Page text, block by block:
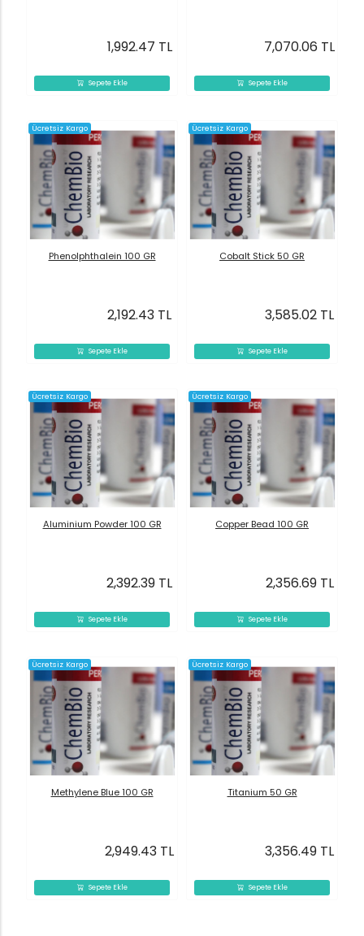
Sepete Ekle
1,992.47 TL
Sepete Ekle
7,070.06 TL
Ücretsiz Kargo
Sepete Ekle
Phenolphthalein 100 GR
2,192.43 TL
Ücretsiz Kargo
Sepete Ekle
Cobalt Stick 50 GR
3,585.02 TL
Ücretsiz Kargo
Sepete Ekle
Aluminium Powder 100 GR
2,392.39 TL
Ücretsiz Kargo
Sepete Ekle
Copper Bead 100 GR
2,356.69 TL
Ücretsiz Kargo
Sepete Ekle
Methylene Blue 100 GR
2,949.43 TL
Ücretsiz Kargo
Sepete Ekle
Titanium 50 GR
3,356.49 TL